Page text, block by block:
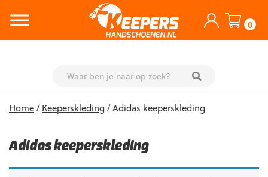
0
Home/Keeperskleding/ Adidas keeperskleding
Adidas keeperskleding